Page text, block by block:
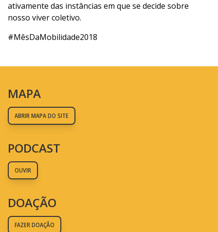
ativamente das instâncias em que se decide sobre
nosso viver coletivo.
#MêsDaMobilidade2018
MAPA
ABRIR MAPA DO SITE
PODCAST
OUVIR
DOAÇÃO
FAZER DOAÇÃO